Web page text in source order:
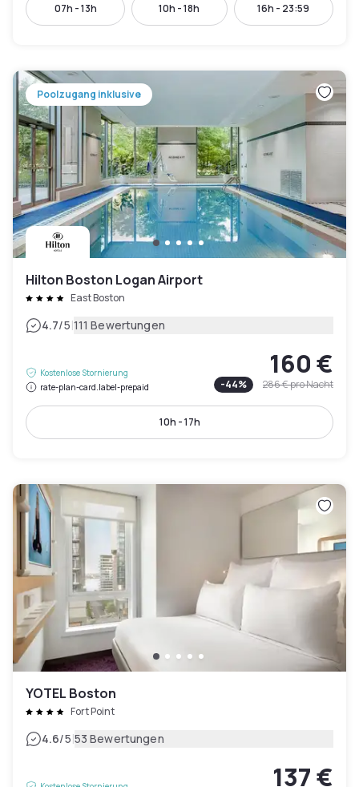
07h - 13h 10h - 18h 16h - 23:59
Poolzugang inklusive
Hilton Boston Logan Airport
East Boston
4.7/5|111 Bewertungen
Kostenlose Stornierung
rate-plan-card.label-prepaid
160 €
-44% 286 €pro Nacht
10h - 17h
YOTEL Boston
Fort Point
4.6/5|53 Bewertungen
137 €